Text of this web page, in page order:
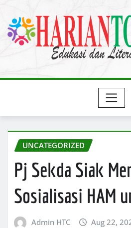
content
UNCATEGORIZED
Pj Sekda Siak
Sosialisasi HAM
Admin HTC Aug 22,